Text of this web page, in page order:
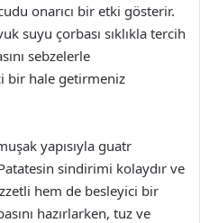
onarıcı bir etki gösterir.
suyu çorbası sıklıkla tercih
sebzelerle
bir hale getirmeniz
yapısıyla guatr
sindirimi kolaydır ve
hem de besleyici bir
hazırlarken, tuz ve